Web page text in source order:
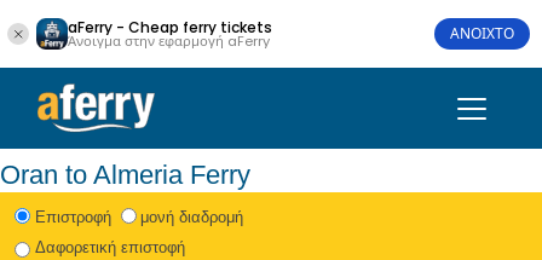
aFerry - Cheap ferry tickets
Άνοιγμα στην εφαρμογή aFerry ΑΝΟΙΧΤΟ
Oran to Almeria Ferry
Eπιστροφή
μονή διαδρομή
Δαφορετική επιστοφή